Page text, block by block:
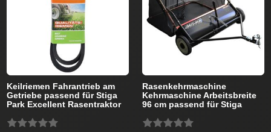
Keilriemen Fahrantrieb am
Getriebe passend für Stiga
Park Excellent Rasentraktor
Rasenkehrmaschine
Kehrmaschine Arbeitsbreite
96 cm passend für Stiga